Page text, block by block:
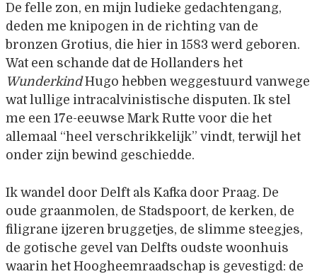
De felle zon, en mijn ludieke gedachtengang,
deden me knipogen in de richting van de
bronzen Grotius, die hier in 1583 werd geboren.
Wat een schande dat de Hollanders het
WunderkindHugo hebben weggestuurd vanwege
wat lullige intracalvinistische disputen. Ik stel
me een 17e-eeuwse Mark Rutte voor die het
allemaal “heel verschrikkelijk” vindt, terwijl het
onder zijn bewind geschiedde.
Ik wandel door Delft als Kafka door Praag. De
oude graanmolen, de Stadspoort, de kerken, de
filigrane ijzeren bruggetjes, de slimme steegjes,
de gotische gevel van Delfts oudste woonhuis
waarin het Hoogheemraadschap is gevestigd: de